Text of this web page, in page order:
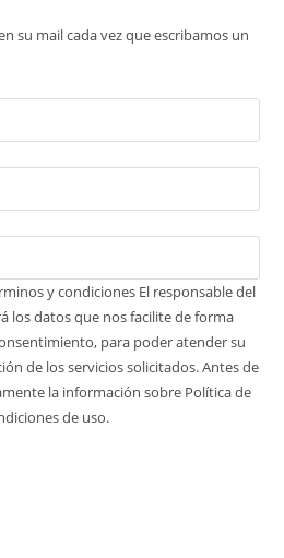
su mail cada vez que escribamos un
y condiciones El responsable del
los datos que nos facilite de forma
para poder atender su
de los servicios solicitados. Antes de
la información sobre Política de
de uso.